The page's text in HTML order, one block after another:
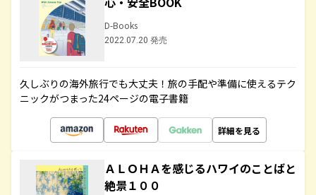
D-Books
2022.07.20 発売
久しぶりの海外旅行でも大丈夫！旅の手配や準備に使えるテク
ニックがつまった24ページの電子書籍
詳細を見る
ＡＬＯＨＡを感じるハワイのことばと
絶景１００